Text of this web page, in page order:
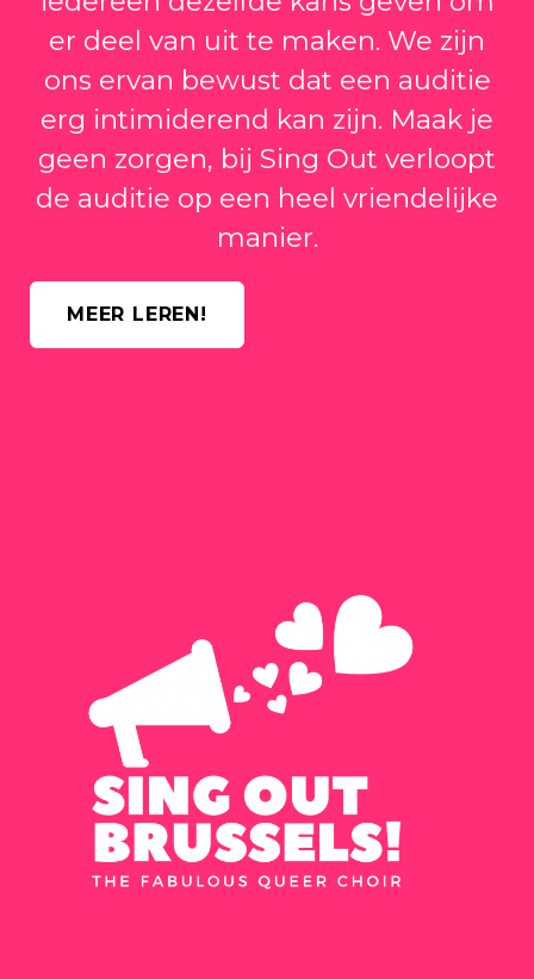
er deel van uit te maken. We zijn
ons ervan bewust dat een auditie
erg intimiderend kan zijn. Maak je
geen zorgen, bij Sing Out verloopt
de auditie op een heel vriendelijke
manier.
MEER LEREN!